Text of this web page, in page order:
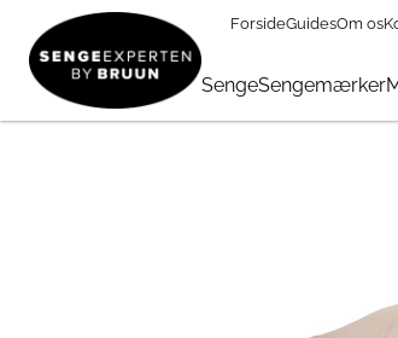
ForsideGuidesOm os
SengeSengemærker
FØDSELSDAG → Sengetøj &